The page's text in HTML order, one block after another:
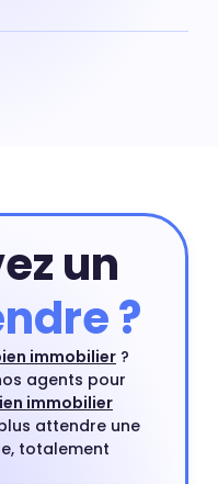
mon bien
un
?
immobilier ?
agents pour
immobilier
attendre une
totalement